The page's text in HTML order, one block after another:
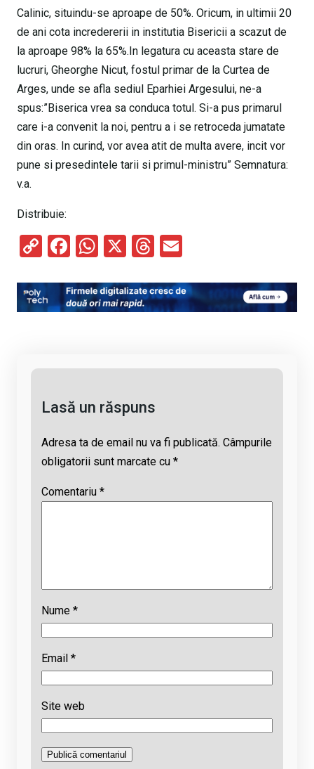
Calinic, situindu-se aproape de 50%. Oricum, in ultimii 20
de ani cota incredererii in institutia Bisericii a scazut de
la aproape 98% la 65%.In legatura cu aceasta stare de
lucruri, Gheorghe Nicut, fostul primar de la Curtea de
Arges, unde se afla sediul Eparhiei Argesului, ne-a
spus:”Biserica vrea sa conduca totul. Si-a pus primarul
care i-a convenit la noi, pentru a i se retroceda jumatate
din oras. In curind, vor avea atit de multa avere, incit vor
pune si presedintele tarii si primul-ministru” Semnatura:
v.a.
Distribuie:
C
py
Li
F
ce
b
W
at
s
X
T
e
a
ail
Lasă un răspuns
Adresa ta de email nu va fi publicată. Câmpurile
obligatorii sunt marcate cu *
Comentariu *
Nume *
Email *
Site web